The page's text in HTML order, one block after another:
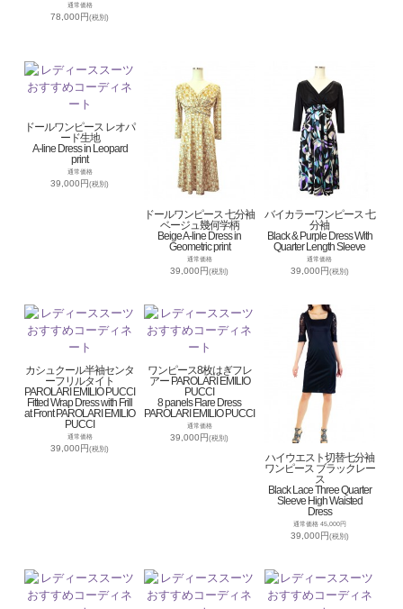
通常価格
78,000円(税別)
ドールワンピース レオパ
ード生地
A-line Dress in Leopard
print
通常価格
39,000円(税別)
ドールワンピース 七分袖
ベージュ幾何学柄
Beige A-line Dress in
Geometric print
通常価格
39,000円(税別)
バイカラーワンピース 七
分袖
Black & Purple Dress With
Quarter Length Sleeve
通常価格
39,000円(税別)
カシュクール半袖センタ
ーフリルタイト
PAROLARI EMILIO PUCCI
Fitted Wrap Dress with Frill
at Front PAROLARI EMILIO
PUCCI
通常価格
39,000円(税別)
ワンピース8枚はぎフレ
アー PAROLARI EMILIO
PUCCI
8 panels Flare Dress
PAROLARI EMILIO PUCCI
通常価格
39,000円(税別)
ハイウエスト切替七分袖
ワンピース ブラックレー
ス
Black Lace Three Quarter
Sleeve High Waisted
Dress
通常価格 45,000円
39,000円(税別)